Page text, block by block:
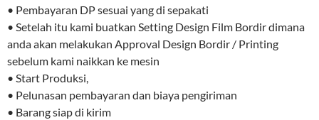
• Pembayaran DP sesuai yang di sepakati
• Setelah itu kami buatkan Setting Design Film Bordir dimana
anda akan melakukan Approval Design Bordir / Printing
sebelum kami naikkan ke mesin
• Start Produksi,
• Pelunasan pembayaran dan biaya pengiriman
• Barang siap di kirim